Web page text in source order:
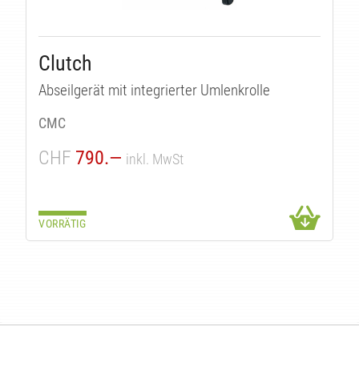
Clutch
Abseilgerät mit integrierter Umlenkrolle
CMC
CHF 790.— inkl. MwSt
VORRÄTIG